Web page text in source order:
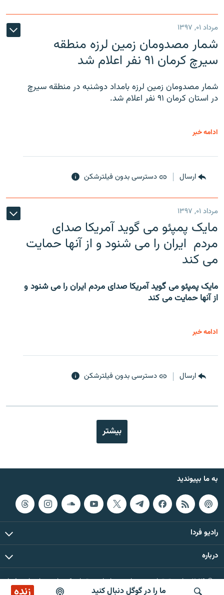
ما را در گوگل دنبال کنید زنده
مرداد ۰۱, ۱۳۹۷
شمار مصدومان زمین لرزه منطقه
سیرچ کرمان ۹۱ نفر اعلام شد
شمار مصدومان زمین لرزه بامداد دوشنبه در منطقه سیرچ
در استان کرمان ۹۱ نفر اعلام شد.
ادامه خبر
ارسال دسترسی بدون فیلترشکن
مرداد ۰۱, ۱۳۹۷
مایک پمپئو می گوید آمریکا صدای
مردم ایران را می شنود و از آنها حمایت
می کند
مایک پمپئو می گوید آمریکا صدای مردم ایران را می شنود و
از آنها حمایت می کند
ادامه خبر
ارسال دسترسی بدون فیلترشکن
بیشتر
به ما بپیوندید
رادیو فردا
درباره
© ۲۰۲۶ تمام حقوق این وب‌سایت، بر اساس مقررات کپی‌رایت، برای رادیو فردا
محفوظ است.